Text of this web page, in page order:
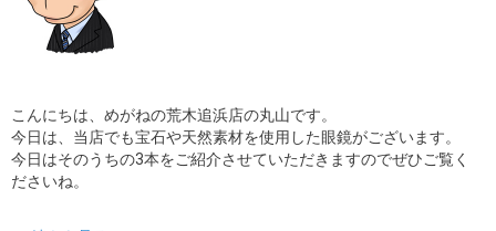
採用
こんにちは、めがねの荒木追浜店の丸山です。
今日は、当店でも宝石や天然素材を使用した眼鏡がございます。
今日はそのうちの3本をご紹介させていただきますのでぜひご覧く
ださいね。